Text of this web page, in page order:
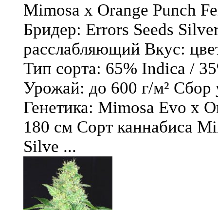
Mimosa x Orange Punch
Бридер: Errors Seeds
расслабляющий Вкус:
Тип сорта: 65% Indica /
Урожай: до 600 г/м² Сбор
Генетика: Mimosa Evo x
180 см Сорт каннабиса
Silve ...